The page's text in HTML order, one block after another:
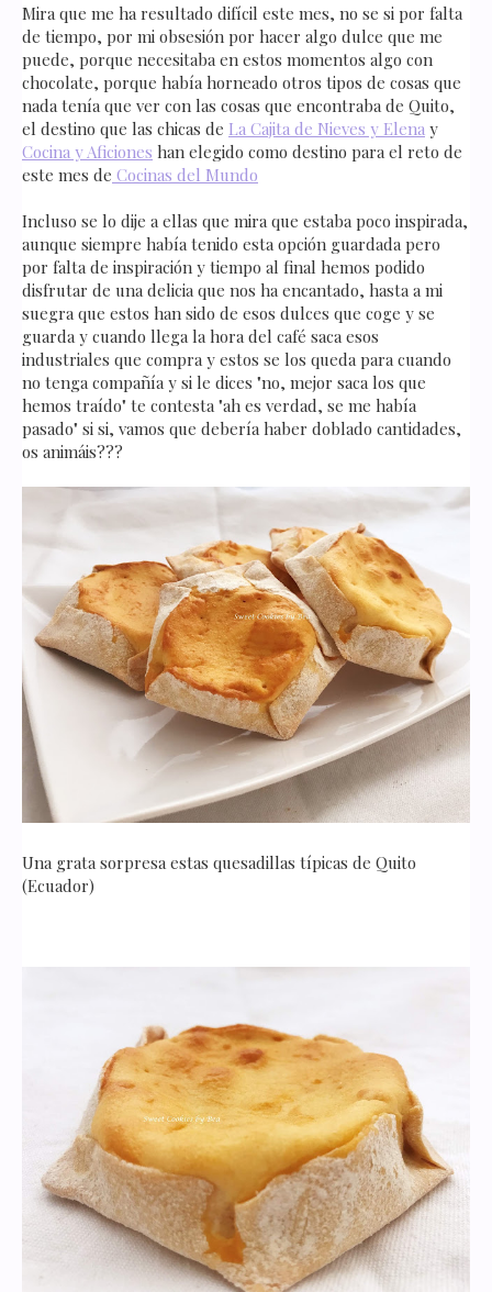
Mira que me ha resultado difícil este mes, no se si por falta
de tiempo, por mi obsesión por hacer algo dulce que me
puede, porque necesitaba en estos momentos algo con
chocolate, porque había horneado otros tipos de cosas que
nada tenía que ver con las cosas que encontraba de Quito,
el destino que las chicas de La Cajita de Nieves y Elena y
Cocina y Aficiones han elegido como destino para el reto de
este mes de Cocinas del Mundo
Incluso se lo dije a ellas que mira que estaba poco inspirada,
aunque siempre había tenido esta opción guardada pero
por falta de inspiración y tiempo al final hemos podido
disfrutar de una delicia que nos ha encantado, hasta a mi
suegra que estos han sido de esos dulces que coge y se
guarda y cuando llega la hora del café saca esos
industriales que compra y estos se los queda para cuando
no tenga compañía y si le dices "no, mejor saca los que
hemos traído" te contesta "ah es verdad, se me había
pasado" si si, vamos que debería haber doblado cantidades,
os animáis???
Una grata sorpresa estas quesadillas típicas de Quito
(Ecuador)